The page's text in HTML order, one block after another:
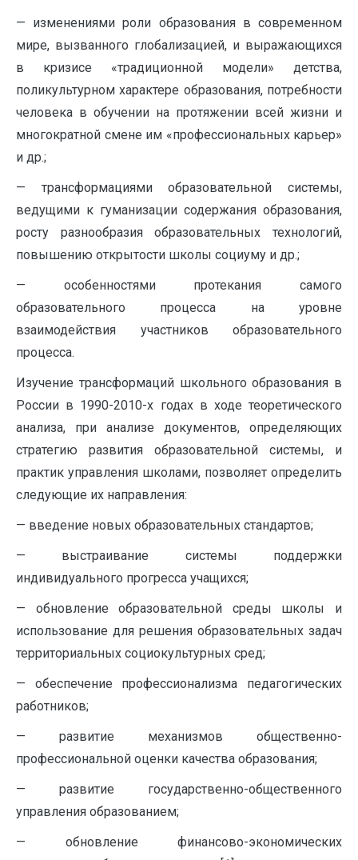
— изменениями роли образования в современном
мире, вызванного глобализацией, и выражающихся
в кризисе «традиционной модели» детства,
поликультурном характере образования, потребности
человека в обучении на протяжении всей жизни и
многократной смене им «профессиональных карьер»
и др.;
— трансформациями образовательной системы,
ведущими к гуманизации содержания образования,
росту разнообразия образовательных технологий,
повышению открытости школы социуму и др.;
— особенностями протекания самого
образовательного процесса на уровне
взаимодействия участников образовательного
процесса.
Изучение трансформаций школьного образования в
России в 1990-2010-х годах в ходе теоретического
анализа, при анализе документов, определяющих
стратегию развития образовательной системы, и
практик управления школами, позволяет определить
следующие их направления:
— введение новых образовательных стандартов;
— выстраивание системы поддержки
индивидуального прогресса учащихся;
— обновление образовательной среды школы и
использование для решения образовательных задач
территориальных социокультурных сред;
— обеспечение профессионализма педагогических
работников;
— развитие механизмов общественно-
профессиональной оценки качества образования;
— развитие государственно-общественного
управления образованием;
— обновление финансово-экономических